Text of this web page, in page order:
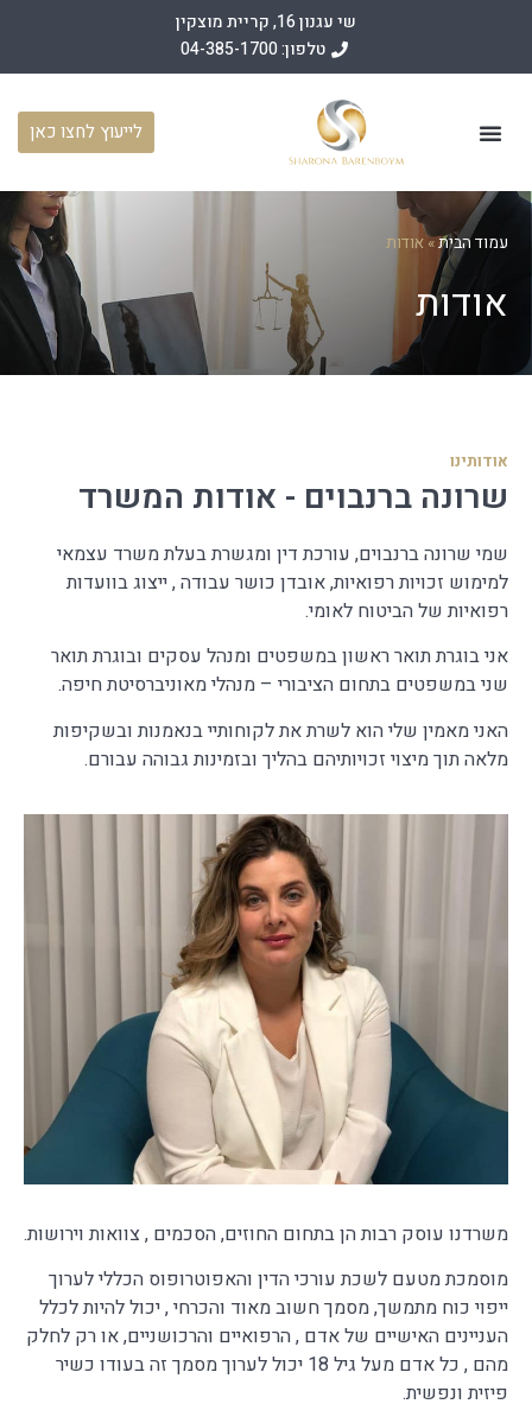
שי עגנון 16, קריית מוצקין
טלפון: 04-385-1700
לייעוץ לחצו כאן
עמוד הבית» אודות
אודות
אודותינו
שרונה ברנבוים - אודות המשרד
שמי שרונה ברנבוים, עורכת דין ומגשרת בעלת משרד עצמאי
למימוש זכויות רפואיות, אובדן כושר עבודה , ייצוג בוועדות
רפואיות של הביטוח לאומי.
אני בוגרת תואר ראשון במשפטים ומנהל עסקים ובוגרת תואר
שני במשפטים בתחום הציבורי – מנהלי מאוניברסיטת חיפה.
האני מאמין שלי הוא לשרת את לקוחותיי בנאמנות ובשקיפות
מלאה תוך מיצוי זכויותיהם בהליך ובזמינות גבוהה עבורם.
משרדנו עוסק רבות הן בתחום החוזים, הסכמים , צוואות וירושות.
מוסמכת מטעם לשכת עורכי הדין והאפוטרופוס הכללי לערוך
ייפוי כוח מתמשך, מסמך חשוב מאוד והכרחי , יכול להיות לכלל
העניינים האישיים של אדם , הרפואיים והרכושניים, או רק לחלק
מהם , כל אדם מעל גיל 18 יכול לערוך מסמך זה בעודו כשיר
פיזית ונפשית.